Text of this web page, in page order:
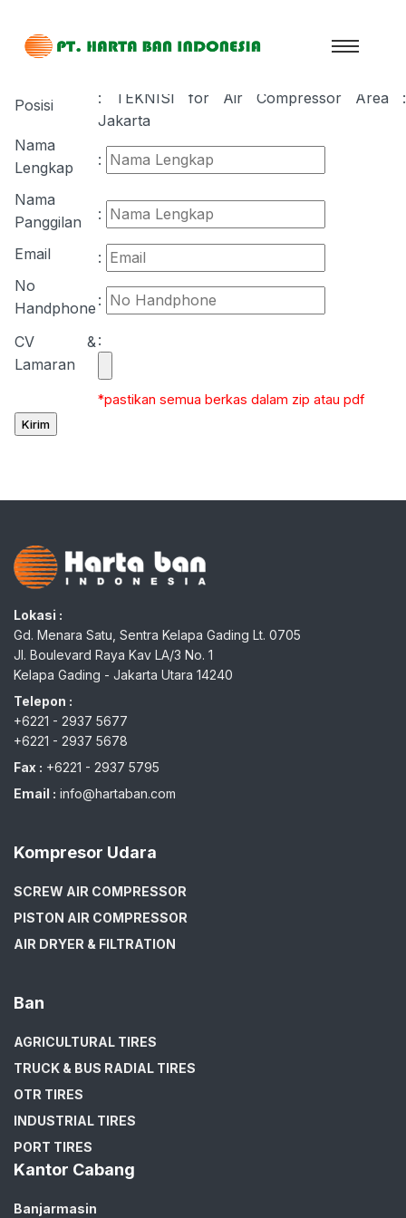
Posisi
: TEKNISI for Air Compressor Area :
Jakarta
Nama
Lengkap
:
Nama
Panggilan
:
Email
:
No
Handphone :
CV &
Lamaran
:
*pastikan semua berkas dalam zip atau pdf
Lokasi :
Gd. Menara Satu, Sentra Kelapa Gading Lt. 0705
Jl. Boulevard Raya Kav LA/3 No. 1
Kelapa Gading - Jakarta Utara 14240
Telepon :
+6221 - 2937 5677
+6221 - 2937 5678
Fax : +6221 - 2937 5795
Email : info@hartaban.com
Kompresor Udara
SCREW AIR COMPRESSOR
PISTON AIR COMPRESSOR
AIR DRYER & FILTRATION
Ban
AGRICULTURAL TIRES
TRUCK & BUS RADIAL TIRES
OTR TIRES
INDUSTRIAL TIRES
PORT TIRES
Kantor Cabang
Banjarmasin